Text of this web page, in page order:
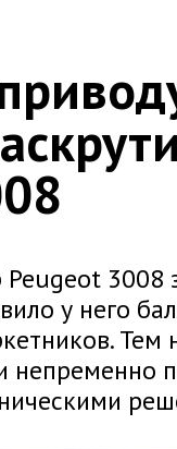
Peugeot
у него
Тем